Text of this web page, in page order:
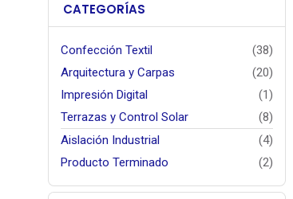
CATEGORÍAS
Confección Textil
(38)
Arquitectura y Carpas
(20)
Impresión Digital
(1)
Terrazas y Control Solar
(8)
Aislación Industrial
(4)
Producto Terminado
(2)